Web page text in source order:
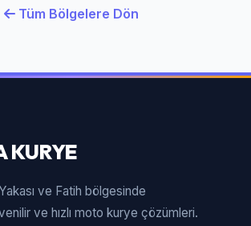
Tüm Bölgelere Dön
KURYE
ve Fatih bölgesinde
ve hızlı moto kurye çözümleri.